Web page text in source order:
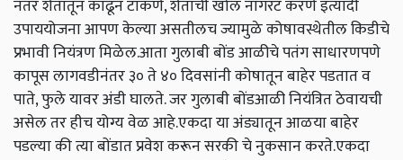
नंतर शेतातून काढून टाकणे, शेताची खोल नांगरट करणे इत्यादी
उपाययोजना आपण केल्या असतीलच ज्यामुळे कोषावस्थेतील किडीचे
प्रभावी नियंत्रण मिळेल.आता गुलाबी बोंड आळीचे पतंग साधारणपणे
कापूस लागवडीनंतर ३० ते ४० दिवसांनी कोषातून बाहेर पडतात व
पाते, फुले यावर अंडी घालते. जर गुलाबी बोंडआळी नियंत्रित ठेवायची
असेल तर हीच योग्य वेळ आहे.एकदा या अंड्यातून आळया बाहेर
पडल्या की त्या बोंडात प्रवेश करून सरकी चे नुकसान करते.एकदा